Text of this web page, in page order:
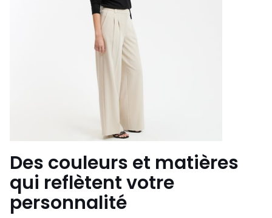
Des couleurs et matières
qui reflètent votre
personnalité